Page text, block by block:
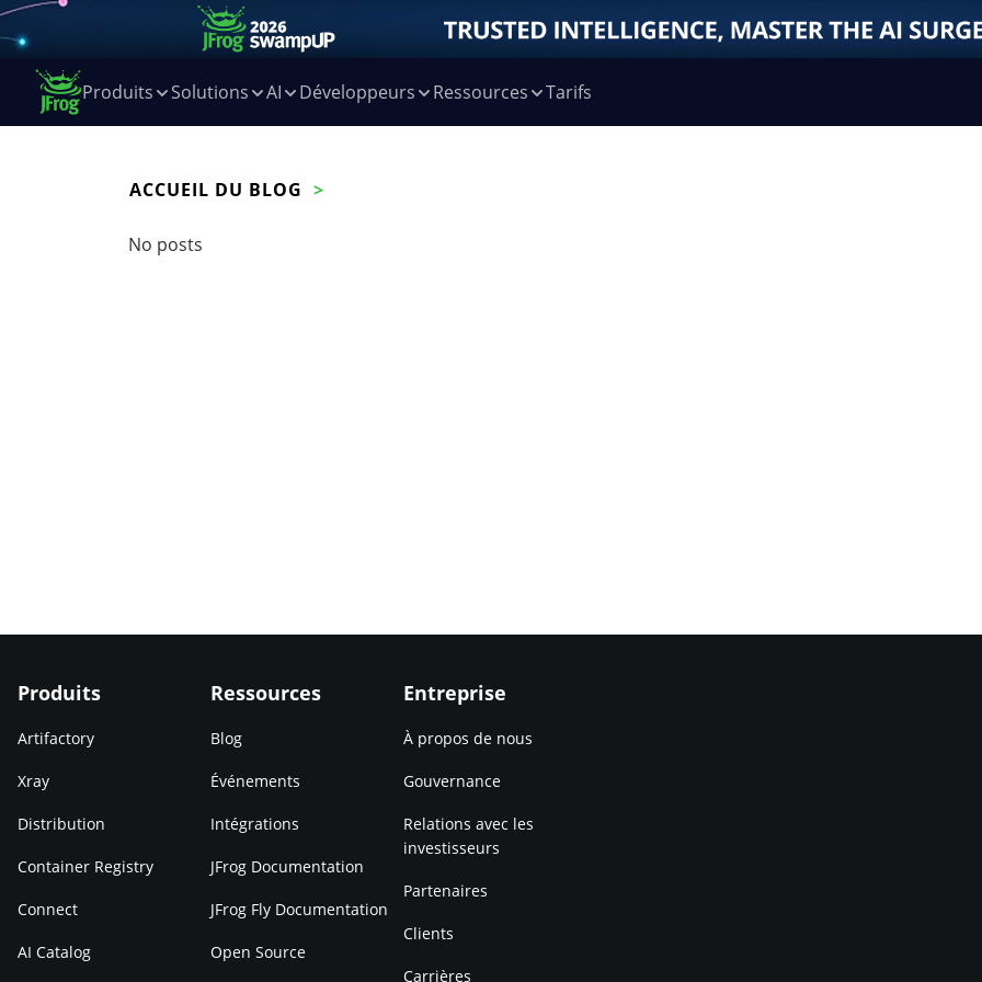
Produits Solutions AI Développeurs Ressources Tarifs
ACCUEIL DU BLOG
No posts
Produits
Artifactory
Xray
Distribution
Container Registry
Connect
AI Catalog
Ressources
Blog
Événements
Intégrations
JFrog Documentation
JFrog Fly Documentation
Open Source
Entreprise
À propos de nous
Gouvernance
Relations avec les
investisseurs
Partenaires
Clients
Carrières